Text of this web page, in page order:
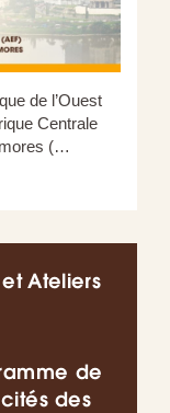
de l’Ouest
Centrale
(…
Ateliers
de
des